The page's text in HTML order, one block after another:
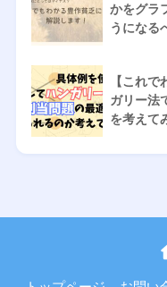
かをグラ
うになる
【これ
ガリー法
を考えて